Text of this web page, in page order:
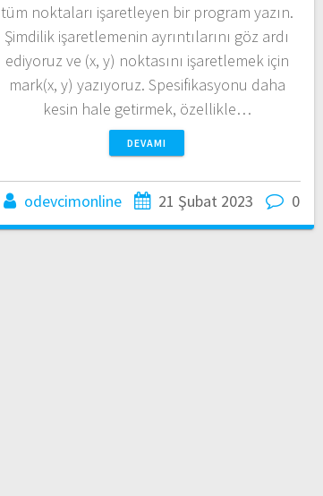
tüm noktaları işaretleyen bir program yazın.
Şimdilik işaretlemenin ayrıntılarını göz ardı
ediyoruz ve (x, y) noktasını işaretlemek için
mark(x, y) yazıyoruz. Spesifikasyonu daha
kesin hale getirmek, özellikle…
DEVAMI
odevcimonline 21 Şubat 2023 0